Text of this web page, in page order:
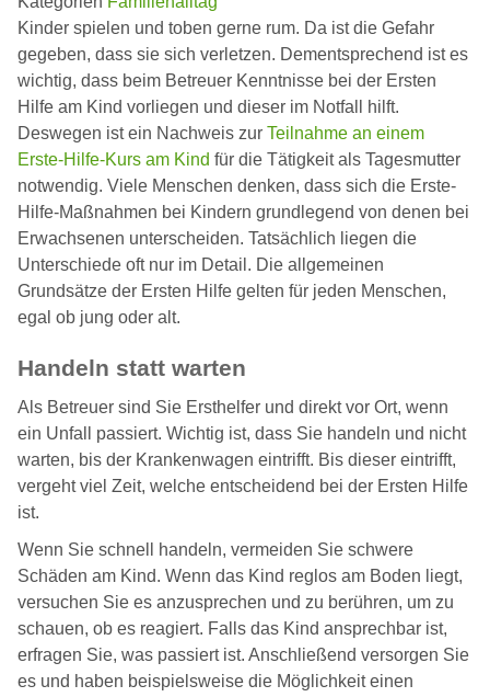
Kinder spielen und toben gerne rum. Da ist die Gefahr
gegeben, dass sie sich verletzen. Dementsprechend ist es
wichtig, dass beim Betreuer Kenntnisse bei der Ersten
Hilfe am Kind vorliegen und dieser im Notfall hilft.
Deswegen ist ein Nachweis zur Teilnahme an einem
Erste-Hilfe-Kurs am Kind für die Tätigkeit als Tagesmutter
notwendig. Viele Menschen denken, dass sich die Erste-
Hilfe-Maßnahmen bei Kindern grundlegend von denen bei
Erwachsenen unterscheiden. Tatsächlich liegen die
Unterschiede oft nur im Detail. Die allgemeinen
Grundsätze der Ersten Hilfe gelten für jeden Menschen,
egal ob jung oder alt.
Handeln statt warten
Als Betreuer sind Sie Ersthelfer und direkt vor Ort, wenn
ein Unfall passiert. Wichtig ist, dass Sie handeln und nicht
warten, bis der Krankenwagen eintrifft. Bis dieser eintrifft,
vergeht viel Zeit, welche entscheidend bei der Ersten Hilfe
ist.
Wenn Sie schnell handeln, vermeiden Sie schwere
Schäden am Kind. Wenn das Kind reglos am Boden liegt,
versuchen Sie es anzusprechen und zu berühren, um zu
schauen, ob es reagiert. Falls das Kind ansprechbar ist,
erfragen Sie, was passiert ist. Anschließend versorgen Sie
es und haben beispielsweise die Möglichkeit einen